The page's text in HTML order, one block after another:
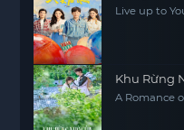
Live up to
Khu Rừng
A Romance